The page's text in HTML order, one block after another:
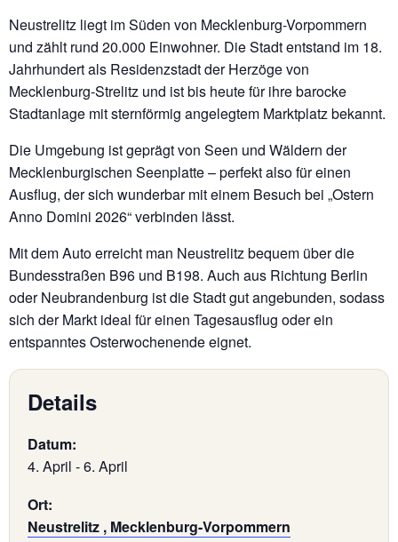
Neustrelitz liegt im Süden von Mecklenburg-Vorpommern
und zählt rund 20.000 Einwohner. Die Stadt entstand im 18.
Jahrhundert als Residenzstadt der Herzöge von
Mecklenburg-Strelitz und ist bis heute für ihre barocke
Stadtanlage mit sternförmig angelegtem Marktplatz bekannt.
Die Umgebung ist geprägt von Seen und Wäldern der
Mecklenburgischen Seenplatte – perfekt also für einen
Ausflug, der sich wunderbar mit einem Besuch bei „Ostern
Anno Domini 2026“ verbinden lässt.
Mit dem Auto erreicht man Neustrelitz bequem über die
Bundesstraßen B96 und B198. Auch aus Richtung Berlin
oder Neubrandenburg ist die Stadt gut angebunden, sodass
sich der Markt ideal für einen Tagesausflug oder ein
entspanntes Osterwochenende eignet.
Details
Datum:
4. April -6. April
Ort:
Neustrelitz , Mecklenburg-Vorpommern